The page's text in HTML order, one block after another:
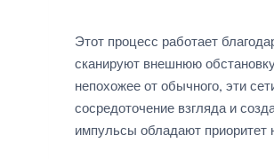
Этот процесс работает
сканируют внешнюю
непохожее от обычного, эти
сосредоточение взгляда и
импульсы обладают